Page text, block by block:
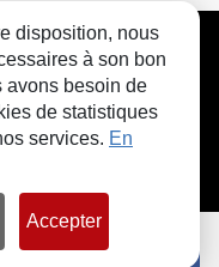
Cookies
disposition, nous
à son bon
avons besoin de
de statistiques
services. En
Accepter